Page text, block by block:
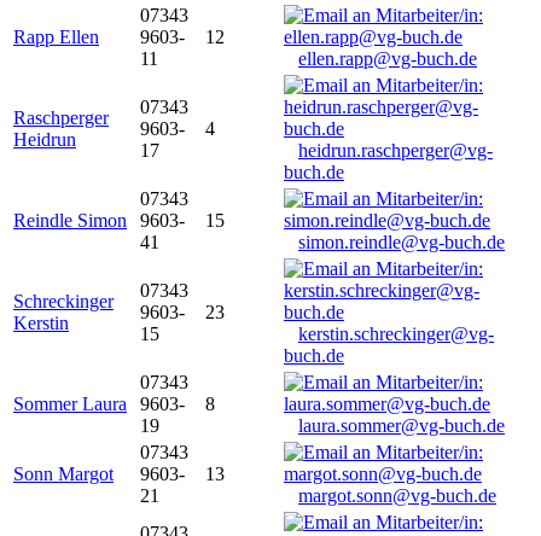
Rapp Ellen
07343
9603-
11
12
ellen.rapp@vg-buch.de
Raschperger
Heidrun
07343
9603-
17
4
heidrun.raschperger@vg-
buch.de
Reindle Simon
07343
9603-
41
15
simon.reindle@vg-buch.de
Schreckinger
Kerstin
07343
9603-
15
23
kerstin.schreckinger@vg-
buch.de
Sommer Laura
07343
9603-
19
8
laura.sommer@vg-buch.de
Sonn Margot
07343
9603-
21
13
margot.sonn@vg-buch.de